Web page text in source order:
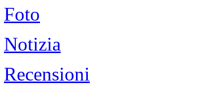
Foto
Notizia
Recensioni